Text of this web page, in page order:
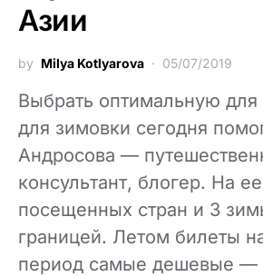
Азии
by Milya Kotlyarova 05/07/2019
Выбрать оптимальную для
для зимовки сегодня
Андросова —
консультант, блогер. На
посещенных стран и 3
границей. Летом билеты
период самые дешевые —